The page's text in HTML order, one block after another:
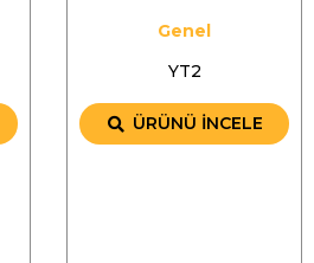
Genel
YT2
ÜRÜNÜ İNCELE